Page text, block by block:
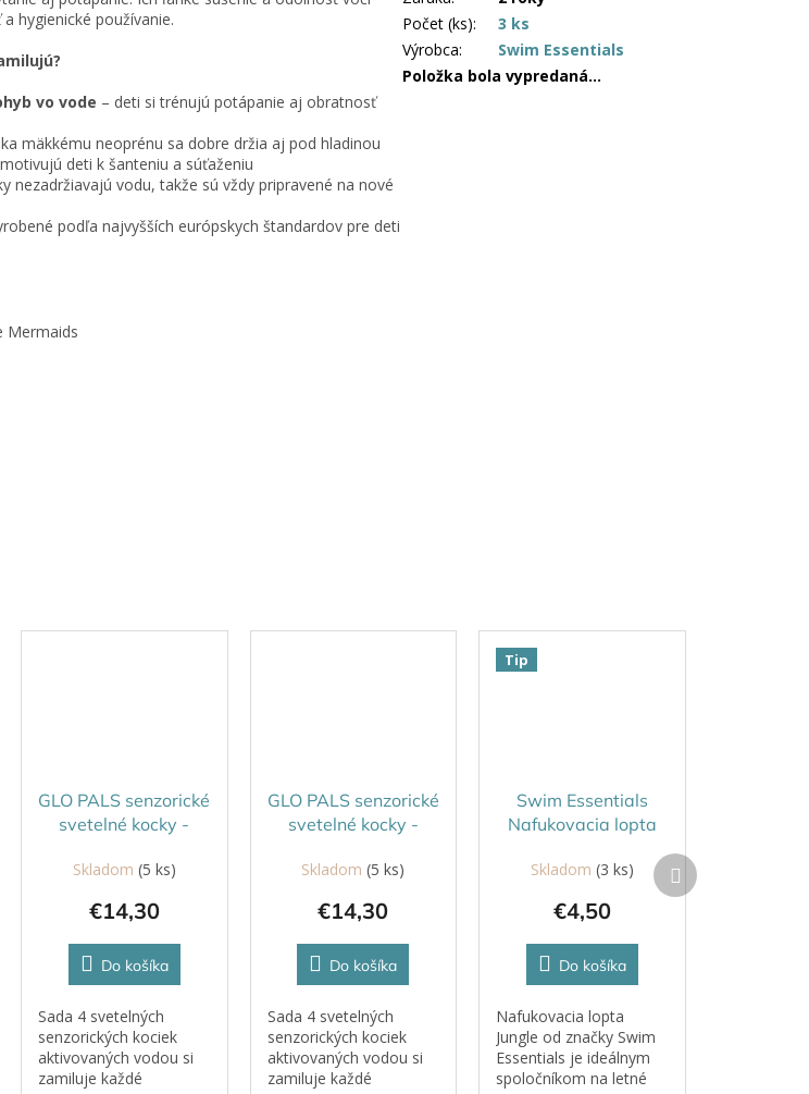
GLO PALS senzorické
svetelné kocky -
Skladom (5 ks)
€14,30
Do košíka
Sada 4 svetelných
senzorických kociek
aktivovaných vodou si
zamiluje každé
GLO PALS senzorické
svetelné kocky -
Skladom(5 ks)
€14,30
Do košíka
Sada 4 svetelných
senzorických kociek
aktivovaných vodou si
zamiluje každé
Tip
Swim Essentials
Nafukovacia lopta
Skladom(3 ks)
€4,50
Do košíka
Nafukovacia lopta
Jungle od značky Swim
Essentials je ideálnym
spoločníkom na letné
Ďalší
produkt
a hygienické používanie.
vo vode – deti si trénujú potápanie aj obratnosť
mäkkému neoprénu sa dobre držia aj pod hladinou
deti k šanteniu a súťaženiu
nezadržiavajú vodu, takže sú vždy pripravené na nové
podľa najvyšších európskych štandardov pre deti
Mermaids
Počet (ks):
3 ks
Výrobca:
Swim Essentials
Položka bola vypredaná…